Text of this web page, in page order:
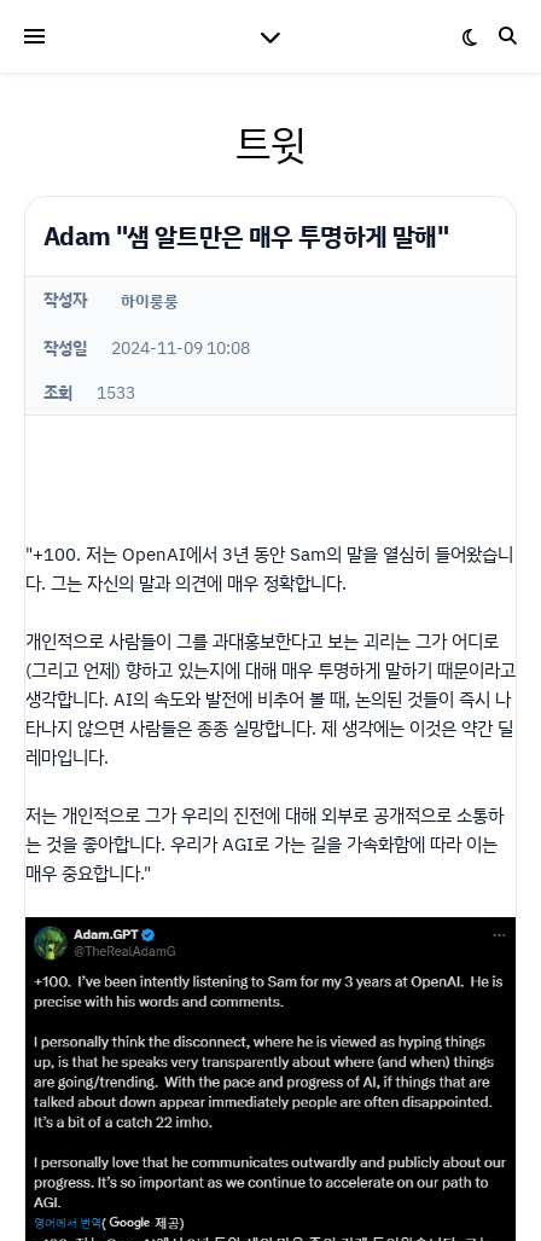
트윗
Adam "샘 알트만은 매우 투명하게 말해"
작성자 하이룽룽
작성일
2024-11-09 10:08
조회
1533
"+100. 저는 OpenAI에서 3년 동안 Sam의 말을 열심히 들어왔습니
다. 그는 자신의 말과 의견에 매우 정확합니다.
개인적으로 사람들이 그를 과대홍보한다고 보는 괴리는 그가 어디로
(그리고 언제) 향하고 있는지에 대해 매우 투명하게 말하기 때문이라고
생각합니다. AI의 속도와 발전에 비추어 볼 때, 논의된 것들이 즉시 나
타나지 않으면 사람들은 종종 실망합니다. 제 생각에는 이것은 약간 딜
레마입니다.
저는 개인적으로 그가 우리의 진전에 대해 외부로 공개적으로 소통하
는 것을 좋아합니다. 우리가 AGI로 가는 길을 가속화함에 따라 이는
매우 중요합니다."